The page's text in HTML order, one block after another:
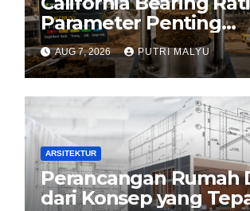
Parameter Penting
Kekuatan Tanah
AUG 7, 2026 PUTRI MALYU
ARSITEKTUR
Perancangan Rumah
dari Konsep yang